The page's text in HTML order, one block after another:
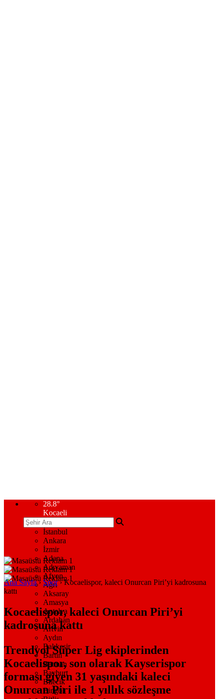
28.8°
Kocaeli
İstanbul
Ankara
İzmir
Adana
Adıyaman
Afyon
Ağrı
Aksaray
Amasya
Antalya
Ardahan
Artvin
Aydın
Balıkesir
Bartın
Batman
Bayburt
Bilecik
Bingöl
Ana Sayfa› Spor›Kocaelispor, kaleci Onurcan Piri’yi kadrosuna
kattı
Kocaelispor, kaleci Onurcan Piri’yi
kadrosuna kattı
Trendyol Süper Lig ekiplerinden
Kocaelispor, son olarak Kayserispor
forması giyen 31 yaşındaki kaleci
Onurcan Piri ile 1 yıllık sözleşme